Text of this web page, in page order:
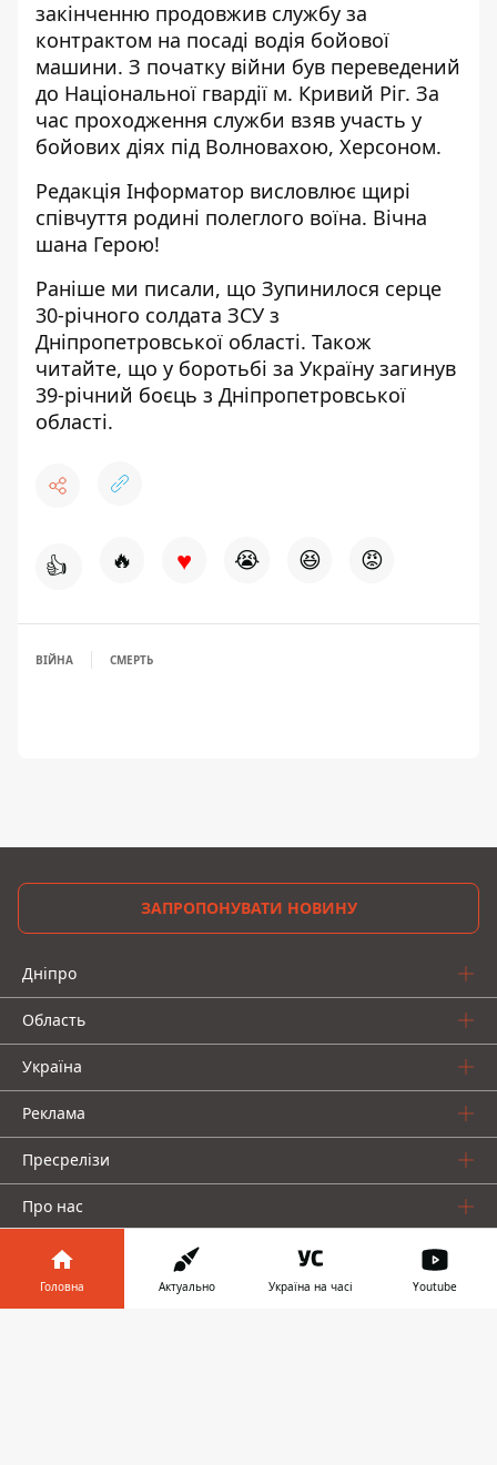
закінченню продовжив службу за
контрактом на посаді водія бойової
машини. З початку війни був переведений
до Національної гвардії м. Кривий Ріг. За
час проходження служби взяв участь у
бойових діях під Волновахою, Херсоном.
Редакція Інформатор висловлює щирі
співчуття родині полеглого воїна. Вічна
шана Герою!
Раніше ми писали, що Зупинилося серце
30-річного солдата ЗСУ з
Дніпропетровської області. Також
читайте, що у боротьбі за Україну загинув
39-річний боєць з Дніпропетровської
області.
👍 🔥 ♥ 😭 😆 😡
ВІЙНА СМЕРТЬ
ЗАПРОПОНУВАТИ НОВИНУ
Дніпро
Область
Україна
Реклама
Пресрелізи
Про нас
Головна Актуально Україна на часі Youtube